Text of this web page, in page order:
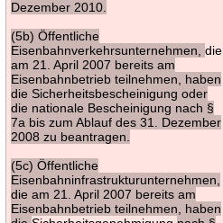
Dezember 2010.
(5b) Öffentliche
Eisenbahnverkehrsunternehmen,die
am 21. April 2007 bereits am
Eisenbahnbetrieb teilnehmen, haben
die Sicherheitsbescheinigung oder
die nationale Bescheinigung nach §
7a bis zum Ablauf des 31. Dezember
2008 zu beantragen.
(5c) Öffentliche
Eisenbahninfrastrukturunternehmen,
die am 21. April 2007 bereits am
Eisenbahnbetrieb teilnehmen, haben